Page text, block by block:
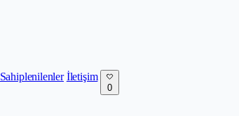
Sahiplenilenler İletişim
0